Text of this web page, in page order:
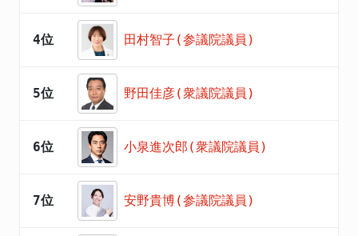
4位 田村智子(参議院議員)
5位 野田佳彦(衆議院議員)
6位 小泉進次郎(衆議院議員)
7位 安野貴博(参議院議員)